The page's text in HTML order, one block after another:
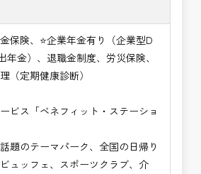
保険、⭐企業年金有り（企業型D
年金）、退職金制度、労災保険、
（定期健康診断）
ビス「ベネフィット・ステーショ
題のテーマパーク、全国の日帰り
ュッフェ、スポーツクラブ、介